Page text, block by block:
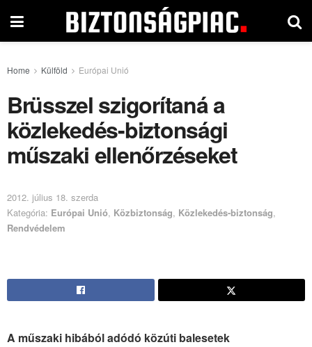
Home Külföld Európai Unió
Brüsszel szigorítaná a
közlekedés-biztonsági
műszaki ellenőrzéseket
2012. július 18. szerda
Kategória: Európai Unió, Közbiztonság, Közlekedés-biztonság,
Rendvédelem
A műszaki hibából adódó közúti balesetek